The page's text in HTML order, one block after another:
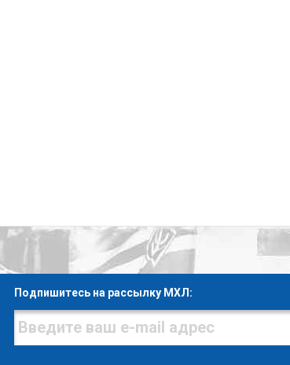
Подпишитесь на рассылку МХЛ: